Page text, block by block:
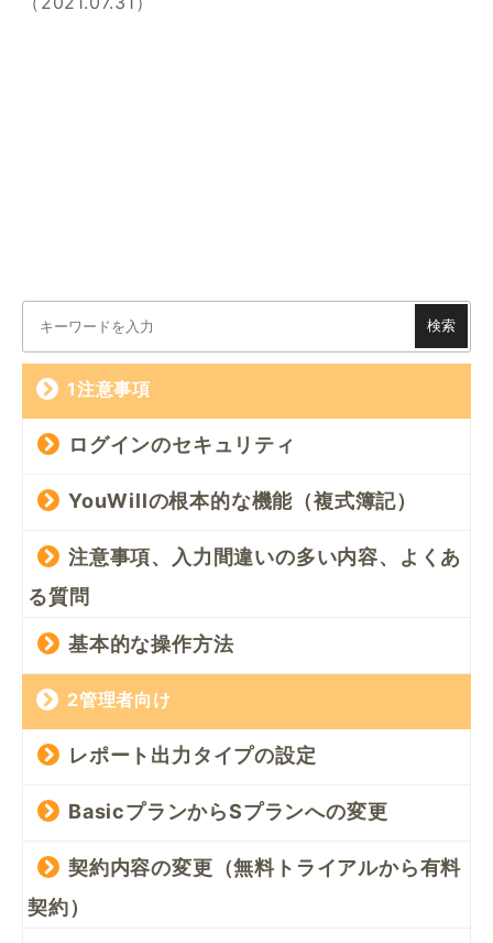
検索
1注意事項
ログインのセキュリティ
YouWillの根本的な機能（複式簿記）
注意事項、入力間違いの多い内容、よくあ
る質問
基本的な操作方法
2管理者向け
レポート出力タイプの設定
BasicプランからSプランへの変更
契約内容の変更（無料トライアルから有料
契約）